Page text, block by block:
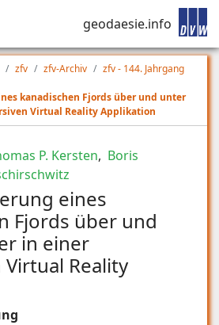
geodaesie.info
zfv zfv-Archiv
zfv - 144. Jahrgang
kanadischen Fjords über und unter
Virtual Reality Applikation
P. Kersten, Boris
eines
Fjords über und
in einer
Reality